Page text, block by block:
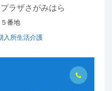
ラザさがみはら
５番地
入所生活介護